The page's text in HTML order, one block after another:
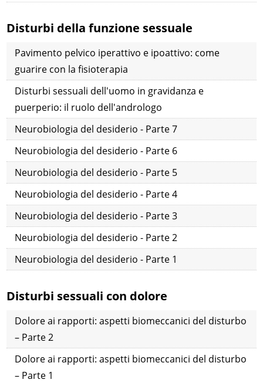
Disturbi della funzione sessuale
Pavimento pelvico iperattivo e ipoattivo: come
guarire con la fisioterapia
Disturbi sessuali dell'uomo in gravidanza e
puerperio: il ruolo dell'andrologo
Neurobiologia del desiderio - Parte 7
Neurobiologia del desiderio - Parte 6
Neurobiologia del desiderio - Parte 5
Neurobiologia del desiderio - Parte 4
Neurobiologia del desiderio - Parte 3
Neurobiologia del desiderio - Parte 2
Neurobiologia del desiderio - Parte 1
Disturbi sessuali con dolore
Dolore ai rapporti: aspetti biomeccanici del disturbo
– Parte 2
Dolore ai rapporti: aspetti biomeccanici del disturbo
– Parte 1